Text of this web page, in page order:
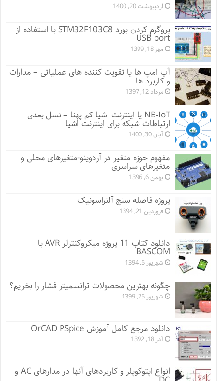
اردیبهشت 20, 1400
پروگرم کردن بورد STM32F103C8 با استفاده از
USB port
مهر 18, 1399
آپ امپ ها یا تقویت کننده های عملیاتی – مدارات
و کاربرد ها
مرداد 12, 1397
NB-IoT یا اینترنت اشیا کم پهنا – نسل بعدی
ارتباطات شبکه برای اینترنت اشیا
آبان 30, 1400
مفهوم حوزه متغیر در آردوینو-متغیرهای محلی و
متغیرهای سراسری
بهمن 6, 1396
پروژه فاصله سنج آلتراسونیک
فروردین 21, 1394
دانلود کتاب 11 پروژه میکروکنترلر AVR با
BASCOM
شهریور 5, 1394
چگونه بهترین محصولات ترانسمیتر فشار را بخریم؟
شهریور 25, 1399
دانلود مرجع کامل آموزش OrCAD PSpice
آذر 18, 1392
انواع اپتوکوپلر و کاربردهای آنها در مدارهای AC و